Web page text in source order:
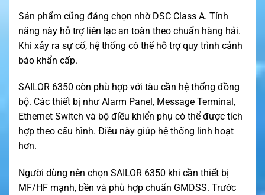
Sản phẩm cũng đáng chọn nhờ DSC Class A. Tính
năng này hỗ trợ liên lạc an toàn theo chuẩn hàng hải.
Khi xảy ra sự cố, hệ thống có thể hỗ trợ quy trình cảnh
báo khẩn cấp.
SAILOR 6350 còn phù hợp với tàu cần hệ thống đồng
bộ. Các thiết bị như Alarm Panel, Message Terminal,
Ethernet Switch và bộ điều khiển phụ có thể được tích
hợp theo cấu hình. Điều này giúp hệ thống linh hoạt
hơn.
Người dùng nên chọn SAILOR 6350 khi cần thiết bị
MF/HF mạnh, bền và phù hợp chuẩn GMDSS. Trước